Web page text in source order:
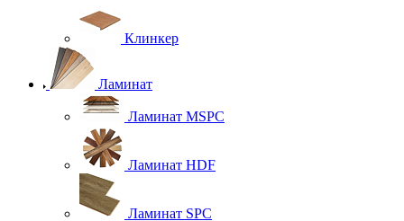
Клинкер
Ламинат
Ламинат MSPC
Ламинат HDF
Ламинат SPC